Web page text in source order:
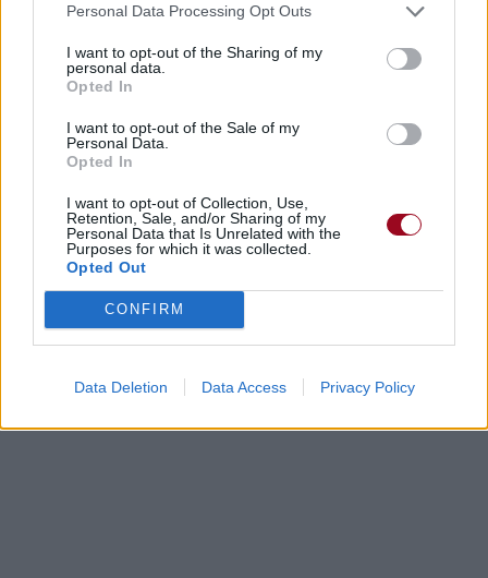
Personal Data Processing Opt Outs
I want to opt-out of the Sharing of my
personal data.
Opted In
I want to opt-out of the Sale of my
Personal Data.
Opted In
I want to opt-out of Collection, Use,
Retention, Sale, and/or Sharing of my
Personal Data that Is Unrelated with the
Purposes for which it was collected.
Opted Out
CONFIRM
Data Deletion Data Access Privacy Policy
Concert/Live Concert/Live
Paroles + Traduction Téléchargement
Commentaires
heavy metal
Dire «merci» pour cette traduction Corriger une erreur